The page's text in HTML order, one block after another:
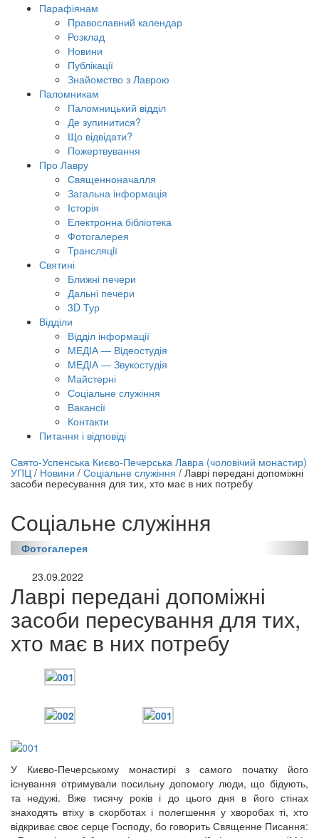
Парафіянам
Православний календар
Розклад
Новини
Публікації
Знайомство з Лаврою
Паломникам
Паломницький відділ
Де зупинитися?
Що відвідати?
Пожертвування
Про Лавру
Священноначалля
Загальна інформація
Історія
Електронна бібліотека
Фотогалерея
Трансляцiї
Святині
Ближні печери
Дальні печери
3D Тур
Відділи
Відділ інформації
МЕДІА — Відеостудія
МЕДІА — Звукостудія
Майстерні
Соціальне служіння
Вакансії
Контакти
Питання і відповіді
трансляція |
12 вересня
трансляції
онлайн трансляції
Веб-камери
12 сентября 2015 Название трансляции
Свято-Успенська Києво-Печерська Лавра (чоловічий монастир)
УПЦ / Новини / Соціальне служіння / Лаврі передані допоміжні
засоби пересування для тих, хто має в них потребу
Соціальне служіння
Фотогалерея
23.09.2022
Лаврі передані допоміжні
засоби пересування для тих,
хто має в них потребу
У Києво-Печерському монастирі з самого початку його
існування отримували посильну допомогу люди, що бідують,
та недужі. Вже тисячу років і до цього дня в його стінах
знаходять втіху в скорботах і полегшення у хворобах ті, хто
відкриває своє серце Господу, бо говорить Священне Писання: